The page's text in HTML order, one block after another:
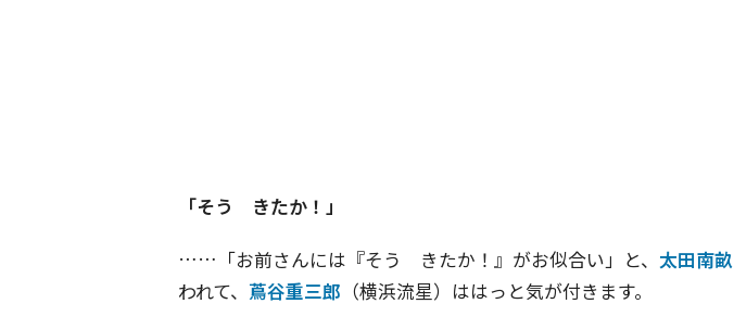
「そう きたか！」
……「お前さんには『そう きたか！』がお似合い」と、 太田南畝
われて、 蔦谷重三郎 （横浜流星）ははっと気が付きます。